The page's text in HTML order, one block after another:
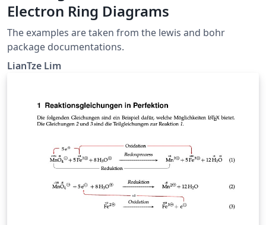
Electron Ring Diagrams
The examples are taken from the lewis and bohr
package documentations.
LianTze Lim